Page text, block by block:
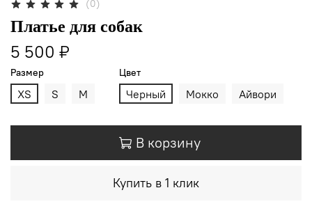
(0)
Платье для собак
5 500 ₽
Размер
XS S M
Цвет
Черный Мокко Айвори
В корзину
Купить в 1 клик